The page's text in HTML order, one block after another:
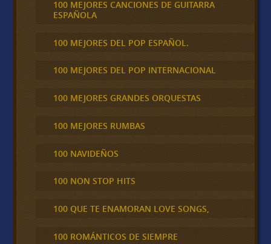
100 MEJORES CANCIONES DE GUITARRA
ESPAÑOLA
100 MEJORES DEL POP ESPAÑOL.
100 MEJORES DEL POP INTERNACIONAL
100 MEJORES GRANDES ORQUESTAS
100 MEJORES RUMBAS
100 NAVIDEÑOS
100 NON STOP HITS
100 QUE TE ENAMORAN LOVE SONGS,
100 ROMÁNTICOS DE SIEMPRE